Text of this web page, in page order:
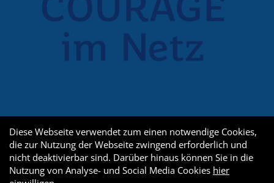
Diese Webseite verwendet zum einen notwendige Cookies,
die zur Nutzung der Webseite zwingend erforderlich und
nicht deaktivierbar sind. Darüber hinaus können Sie in die
Nutzung von Analyse- und Social Media Cookies hier